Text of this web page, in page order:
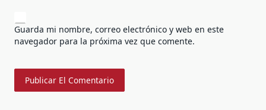
Guarda mi nombre, correo electrónico y web en este
navegador para la próxima vez que comente.